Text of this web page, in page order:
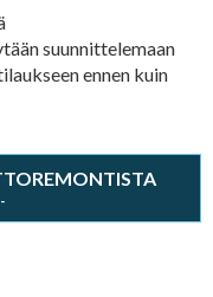
suunnittelemaan
ennen kuin